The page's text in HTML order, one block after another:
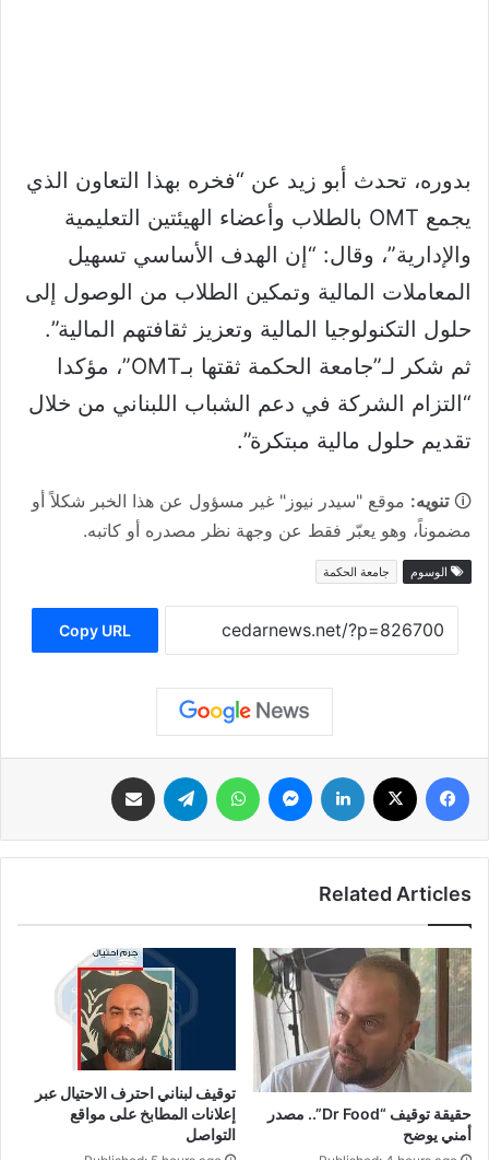
بدوره، تحدث أبو زيد عن “فخره بهذا التعاون الذي
يجمع OMT بالطلاب وأعضاء الهيئتين التعليمية
والإدارية”، وقال: “إن الهدف الأساسي تسهيل
المعاملات المالية وتمكين الطلاب من الوصول إلى
حلول التكنولوجيا المالية وتعزيز ثقافتهم المالية”.
ثم شكر لـ”جامعة الحكمة ثقتها بـOMT”، مؤكدا
“التزام الشركة في دعم الشباب اللبناني من خلال
تقديم حلول مالية مبتكرة”.
🛈تنويه: موقع "سيدر نيوز" غير مسؤول عن هذا الخبر شكلاً أو
مضموناً، وهو يعبّر فقط عن وجهة نظر مصدره أو كاتبه.
الوسوم جامعة الحكمة
Copy URL
فيسبوك لينكدإن ماسنجر واتساب تيلقرام
Related Articles
حقيقة توقيف “Dr Food”.. مصدر
أمني يوضح
توقيف لبناني احترف الاحتيال عبر
إعلانات المطابخ على مواقع
التواصل